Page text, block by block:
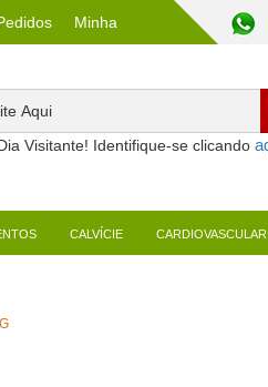
Minha
Visitante! Identifique-se clicando
CALVÍCIE CARDIOVASCULAR